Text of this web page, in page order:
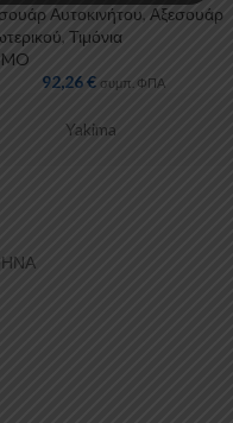
Αυτοκινήτου, Αξεσουάρ
, Τιμόνια
92,26€ συμπ. ΦΠΑ
Yakima